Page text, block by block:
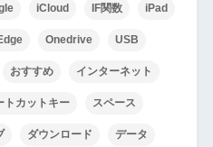
iCloud IF関数 iPad
Onedrive USB
おすすめ インターネット
トカットキー スペース
ダウンロード データ